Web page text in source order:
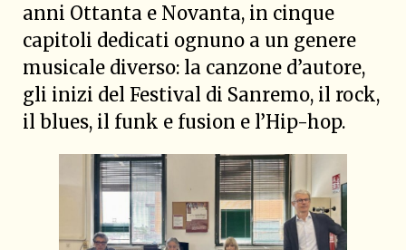
anni Ottanta e Novanta, in cinque
capitoli dedicati ognuno a un genere
musicale diverso: la canzone d’autore,
gli inizi del Festival di Sanremo, il rock,
il blues, il funk e fusion e l’Hip-hop.